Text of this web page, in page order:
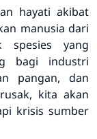
hayati akibat
manusia dari
spesies yang
bagi industri
pangan, dan
kita akan
krisis sumber